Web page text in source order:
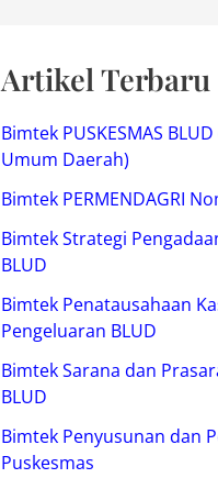
Artikel Terbaru
Bimtek PUSKESMAS
Umum Daerah)
Bimtek PERMENDAGRI
Bimtek Strategi
BLUD
Bimtek Penatausahaan
Pengeluaran BLUD
Bimtek Sarana dan
BLUD
Bimtek Penyusunan dan
Puskesmas